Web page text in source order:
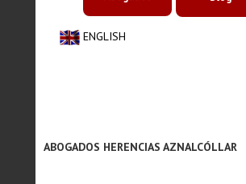
ENGLISH
ABOGADOS HERENCIAS AZNALCÓLLAR